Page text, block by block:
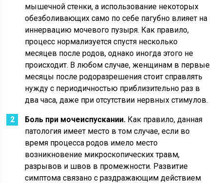
мышечной стенки, а использование некоторых
обезболивающих само по себе пагубно влияет на
иннервацию мочевого пузыря. Как правило,
процесс нормализуется спустя несколько
месяцев после родов, однако иногда этого не
происходит. В любом случае, женщинам в первые
месяцы после родоразрешения стоит справлять
нужду с периодичностью приблизительно раз в
два часа, даже при отсутствии нервных стимулов.
Боль при мочеиспускании. Как правило, данная
патология имеет место в том случае, если во
время процесса родов имело место
возникновение микроскопических травм,
разрывов и швов в промежности. Развитие
симптома связано с раздражающим действием